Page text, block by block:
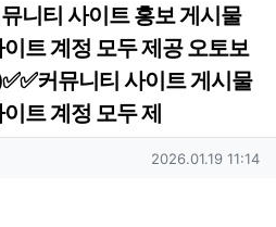
니티 사이트 홍보 게시물
트 계정 모두 제공 오토보
커뮤니티 사이트 게시물
트 계정 모두 제
작성일
2026.01.19 11:14